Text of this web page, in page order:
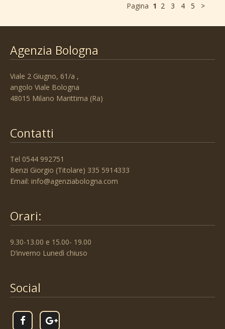
Pagina 1 2 3 4 5 >
Agenzia Bologna
Viale 2 Giugno, 61/a ,
angolo Viale Bologna
48015 Milano Marittima (Ra)
Contatti
Tel 0544 992751
Benzi Giorgio (Titolare) 335 5914333
Email: info@agenziabologna.com
Orari:
9.30-13.00 e 15.00- 19.00
D’inverno Lunedì chiuso
Social